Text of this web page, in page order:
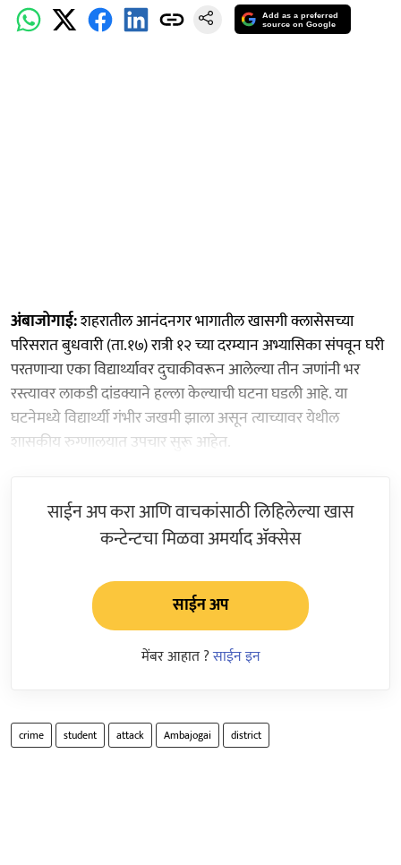
Add as a preferred
source on Google
अंबाजोगाई:शहरातील आनंदनगर भागातील खासगी क्लासेसच्या
परिसरात बुधवारी (ता.१७) रात्री १२ च्या दरम्यान अभ्यासिका संपवून घरी
परतणाऱ्या एका विद्यार्थ्यावर दुचाकीवरून आलेल्या तीन जणांनी भर
रस्त्यावर लाकडी दांडक्याने हल्ला केल्याची घटना घडली आहे. या
घटनेमध्ये विद्यार्थ्यी गंभीर जखमी झाला असून त्याच्यावर येथील
शासकीय रुग्णालयात उपचार सुरू आहेत.
साईन अप करा आणि वाचकांसाठी लिहिलेल्या खास
कन्टेन्टचा मिळवा अमर्याद ॲक्सेस
साईन अप
मेंबर आहात ?साईन इन
crime student attack Ambajogai district